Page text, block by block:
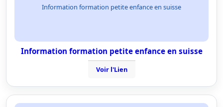
Information formation petite enfance en suisse
Information formation petite enfance en suisse
Voir l'Lien